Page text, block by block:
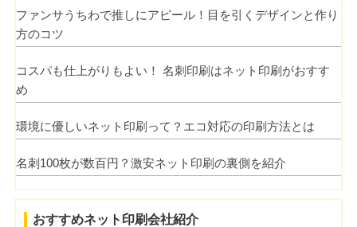
ファンサうちわで推しにアピール！目を引くデザインと作り
方のコツ
コスパも仕上がりもよい！ 名刺印刷はネット印刷がおすす
め
環境に優しいネット印刷って？エコ対応の印刷方法とは
名刺100枚が数百円？激安ネット印刷の裏側を紹介
おすすめネット印刷会社紹介